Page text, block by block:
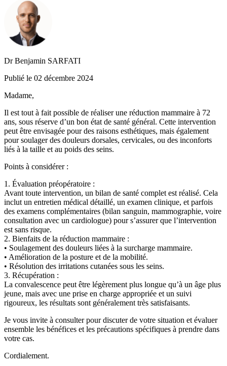
Dr Benjamin SARFATI
Publié le 02 décembre 2024
Madame,
Il est tout à fait possible de réaliser une réduction mammaire à 72
ans, sous réserve d’un bon état de santé général. Cette intervention
peut être envisagée pour des raisons esthétiques, mais également
pour soulager des douleurs dorsales, cervicales, ou des inconforts
liés à la taille et au poids des seins.
Points à considérer :
1. Évaluation préopératoire :
Avant toute intervention, un bilan de santé complet est réalisé. Cela
inclut un entretien médical détaillé, un examen clinique, et parfois
des examens complémentaires (bilan sanguin, mammographie, voire
consultation avec un cardiologue) pour s’assurer que l’intervention
est sans risque.
2. Bienfaits de la réduction mammaire :
• Soulagement des douleurs liées à la surcharge mammaire.
• Amélioration de la posture et de la mobilité.
• Résolution des irritations cutanées sous les seins.
3. Récupération :
La convalescence peut être légèrement plus longue qu’à un âge plus
jeune, mais avec une prise en charge appropriée et un suivi
rigoureux, les résultats sont généralement très satisfaisants.
Je vous invite à consulter pour discuter de votre situation et évaluer
ensemble les bénéfices et les précautions spécifiques à prendre dans
votre cas.
Cordialement.